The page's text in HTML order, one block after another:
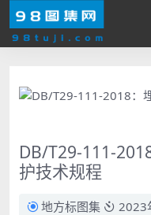
DB/T29-111-
护技术规程
地方标图集 2023